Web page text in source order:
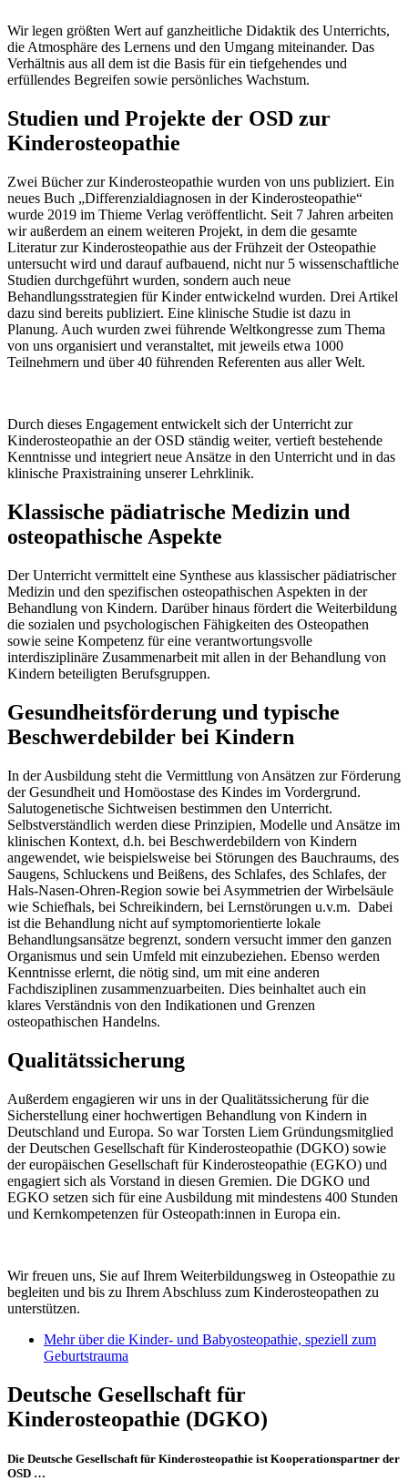
Wir legen größten Wert auf ganzheitliche Didaktik des Unterrichts,
die Atmosphäre des Lernens und den Umgang miteinander. Das
Verhältnis aus all dem ist die Basis für ein tiefgehendes und
erfüllendes Begreifen sowie persönliches Wachstum.
Studien und Projekte der OSD zur
Kinderosteopathie
Zwei Bücher zur Kinderosteopathie wurden von uns publiziert. Ein
neues Buch „Differenzialdiagnosen in der Kinderosteopathie“
wurde 2019 im Thieme Verlag veröffentlicht. Seit 7 Jahren arbeiten
wir außerdem an einem weiteren Projekt, in dem die gesamte
Literatur zur Kinderosteopathie aus der Frühzeit der Osteopathie
untersucht wird und darauf aufbauend, nicht nur 5 wissenschaftliche
Studien durchgeführt wurden, sondern auch neue
Behandlungsstrategien für Kinder entwickelnd wurden. Drei Artikel
dazu sind bereits publiziert. Eine klinische Studie ist dazu in
Planung. Auch wurden zwei führende Weltkongresse zum Thema
von uns organisiert und veranstaltet, mit jeweils etwa 1000
Teilnehmern und über 40 führenden Referenten aus aller Welt.
Durch dieses Engagement entwickelt sich der Unterricht zur
Kinderosteopathie an der OSD ständig weiter, vertieft bestehende
Kenntnisse und integriert neue Ansätze in den Unterricht und in das
klinische Praxistraining unserer Lehrklinik.
Klassische pädiatrische Medizin und
osteopathische Aspekte
Der Unterricht vermittelt eine Synthese aus klassischer pädiatrischer
Medizin und den spezifischen osteopathischen Aspekten in der
Behandlung von Kindern. Darüber hinaus fördert die Weiterbildung
die sozialen und psychologischen Fähigkeiten des Osteopathen
sowie seine Kompetenz für eine verantwortungsvolle
interdisziplinäre Zusammenarbeit mit allen in der Behandlung von
Kindern beteiligten Berufsgruppen.
Gesundheitsförderung und typische
Beschwerdebilder bei Kindern
In der Ausbildung steht die Vermittlung von Ansätzen zur Förderung
der Gesundheit und Homöostase des Kindes im Vordergrund.
Salutogenetische Sichtweisen bestimmen den Unterricht.
Selbstverständlich werden diese Prinzipien, Modelle und Ansätze im
klinischen Kontext, d.h. bei Beschwerdebildern von Kindern
angewendet, wie beispielsweise bei Störungen des Bauchraums, des
Saugens, Schluckens und Beißens, des Schlafes, des Schlafes, der
Hals-Nasen-Ohren-Region sowie bei Asymmetrien der Wirbelsäule
wie Schiefhals, bei Schreikindern, bei Lernstörungen u.v.m. Dabei
ist die Behandlung nicht auf symptomorientierte lokale
Behandlungsansätze begrenzt, sondern versucht immer den ganzen
Organismus und sein Umfeld mit einzubeziehen. Ebenso werden
Kenntnisse erlernt, die nötig sind, um mit eine anderen
Fachdisziplinen zusammenzuarbeiten. Dies beinhaltet auch ein
klares Verständnis von den Indikationen und Grenzen
osteopathischen Handelns.
Qualitätssicherung
Außerdem engagieren wir uns in der Qualitätssicherung für die
Sicherstellung einer hochwertigen Behandlung von Kindern in
Deutschland und Europa. So war Torsten Liem Gründungsmitglied
der Deutschen Gesellschaft für Kinderosteopathie (DGKO) sowie
der europäischen Gesellschaft für Kinderosteopathie (EGKO) und
engagiert sich als Vorstand in diesen Gremien. Die DGKO und
EGKO setzen sich für eine Ausbildung mit mindestens 400 Stunden
und Kernkompetenzen für Osteopath:innen in Europa ein.
Wir freuen uns, Sie auf Ihrem Weiterbildungsweg in Osteopathie zu
begleiten und bis zu Ihrem Abschluss zum Kinderosteopathen zu
unterstützen.
Mehr über die Kinder- und Babyosteopathie, speziell zum
Geburtstrauma
Deutsche Gesellschaft für
Kinderosteopathie (DGKO)
Die Deutsche Gesellschaft für Kinderosteopathie ist Kooperationspartner der
OSD …